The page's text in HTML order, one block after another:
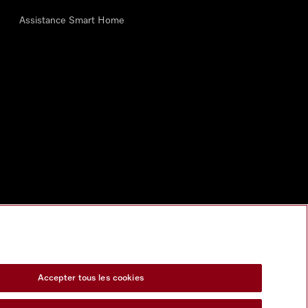
Assistance Smart Home
Accepter tous les cookies